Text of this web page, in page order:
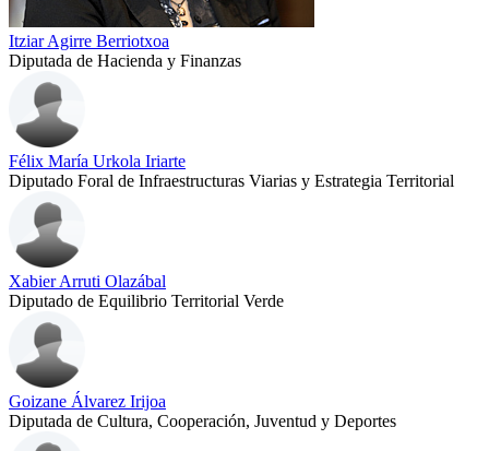
Itziar Agirre Berriotxoa
Diputada de Hacienda y Finanzas
Félix María Urkola Iriarte
Diputado Foral de Infraestructuras Viarias y Estrategia Territorial
Xabier Arruti Olazábal
Diputado de Equilibrio Territorial Verde
Goizane Álvarez Irijoa
Diputada de Cultura, Cooperación, Juventud y Deportes